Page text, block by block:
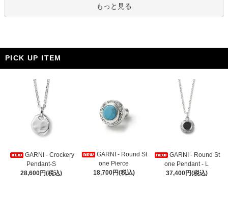
もっと見る
PICK UP ITEM
GARNI - Crockery
Pendant-S
28,600円(税込)
GARNI - Round St
one Pierce
18,700円(税込)
GARNI - Round St
one Pendant - L
37,400円(税込)